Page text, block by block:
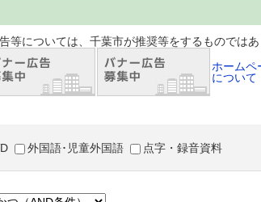
市が推奨等をするものではありま
ホームペ
について
外国語･児童外国語 点字・録音資料